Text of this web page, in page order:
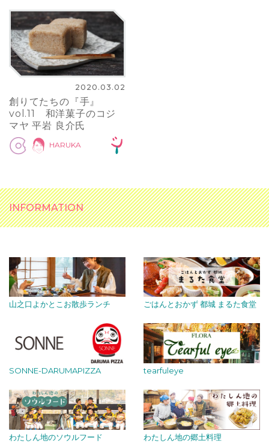
2020.03.02
創りてたちの『手』
vol.11 和洋菓子のコジ
マヤ 平岩 良介氏
HARUKA
INFORMATION
山之口よかとこお散歩ランチ ごはんとおかず 都城 まるた食堂
SONNE-DARUMAPIZZA tearfuleye
わたしん地のソウルフード わたしん地の郷土料理